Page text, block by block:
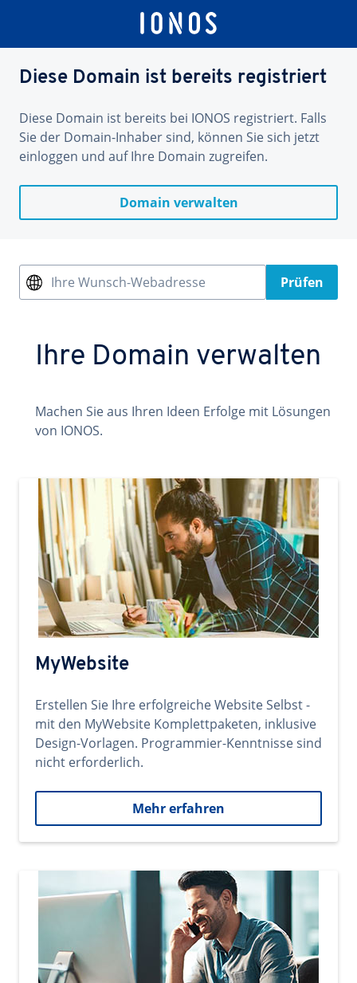
Diese Domain ist bereits registriert
Diese Domain ist bereits bei IONOS registriert. Falls
Sie der Domain-Inhaber sind, können Sie sich jetzt
einloggen und auf Ihre Domain zugreifen.
Domain verwalten
Ihre Wunsch-Webadresse Prüfen
Ihre Domain verwalten
Machen Sie aus Ihren Ideen Erfolge mit Lösungen
von IONOS.
MyWebsite
Erstellen Sie Ihre erfolgreiche Website Selbst -
mit den MyWebsite Komplettpaketen, inklusive
Design-Vorlagen. Programmier-Kenntnisse sind
nicht erforderlich.
Mehr erfahren